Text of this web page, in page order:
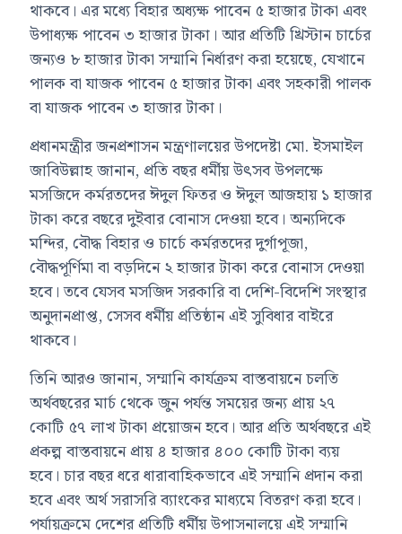
থাকবে। এর মধ্যে বিহার অধ্যক্ষ পাবেন ৫ হাজার টাকা এবং
উপাধ্যক্ষ পাবেন ৩ হাজার টাকা। আর প্রতিটি খ্রিস্টান চার্চের
জন্যও ৮ হাজার টাকা সম্মানি নির্ধারণ করা হয়েছে, যেখানে
পালক বা যাজক পাবেন ৫ হাজার টাকা এবং সহকারী পালক
বা যাজক পাবেন ৩ হাজার টাকা।
প্রধানমন্ত্রীর জনপ্রশাসন মন্ত্রণালয়ের উপদেষ্টামো. ইসমাইল
জাবিউল্লাহজানান, প্রতি বছর ধর্মীয় উৎসব উপলক্ষে
মসজিদে কর্মরতদের ঈদুল ফিতর ও ঈদুল আজহায় ১ হাজার
টাকা করে বছরে দুইবার বোনাস দেওয়া হবে। অন্যদিকে
মন্দির, বৌদ্ধ বিহার ও চার্চে কর্মরতদের দুর্গাপূজা,
বৌদ্ধপূর্ণিমা বা বড়দিনে ২ হাজার টাকা করে বোনাস দেওয়া
হবে। তবে যেসব মসজিদ সরকারি বা দেশি-বিদেশি সংস্থার
অনুদানপ্রাপ্ত, সেসব ধর্মীয় প্রতিষ্ঠান এই সুবিধার বাইরে
থাকবে।
তিনি আরও জানান, সম্মানি কার্যক্রম বাস্তবায়নে চলতি
অর্থবছরের মার্চ থেকে জুন পর্যন্ত সময়ের জন্য প্রায় ২৭
কোটি ৫৭ লাখ টাকা প্রয়োজন হবে। আর প্রতি অর্থবছরে এই
প্রকল্প বাস্তবায়নে প্রায় ৪ হাজার ৪০০ কোটি টাকা ব্যয়
হবে। চার বছর ধরে ধারাবাহিকভাবে এই সম্মানি প্রদান করা
হবে এবং অর্থ সরাসরি ব্যাংকের মাধ্যমে বিতরণ করা হবে।
পর্যায়ক্রমে দেশের প্রতিটি ধর্মীয় উপাসনালয়ে এই সম্মানি